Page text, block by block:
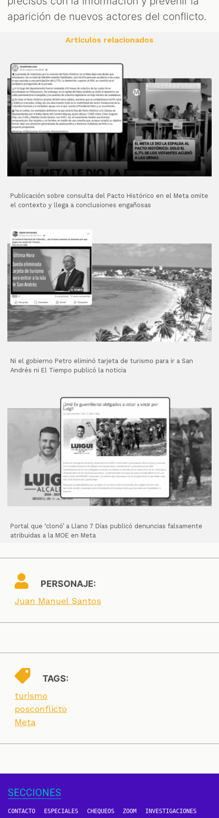
aparición de nuevos actores del conflicto.
Artículos relacionados
Publicación sobre consulta del Pacto Histórico en el Meta omite
el contexto y llega a conclusiones engañosas
Ni el gobierno Petro eliminó tarjeta de turismo para ir a San
Andrés ni El Tiempo publicó la noticia
Portal que ‘clonó’ a Llano 7 Días publicó denuncias falsamente
atribuidas a la MOE en Meta
PERSONAJE:
Juan Manuel Santos
TAGS:
turismo
posconflicto
Meta
SECCIONES
CONTACTO ESPECIALES CHEQUEOS ZOOM INVESTIGACIONES